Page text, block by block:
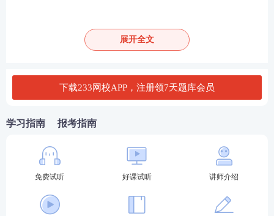
包括紧急融资渠道、资产变现策略等，以应对可能出
通过以上措施，基金管理人能够有效地管理和控制流
动性风险，保护投资者的利益。
科目：基金法律法规
考点：风险分类和管理措施
展开全文
下载233网校APP，注册领7天题库会员
学习指南 报考指南
免费试听 好课试听 讲师介绍